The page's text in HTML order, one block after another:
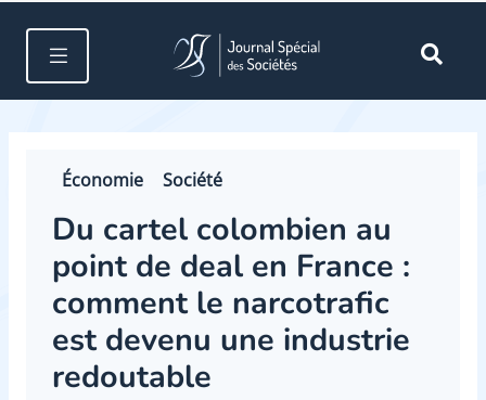
Économie Société
Du cartel colombien au
point de deal en France :
comment le narcotrafic
est devenu une industrie
redoutable